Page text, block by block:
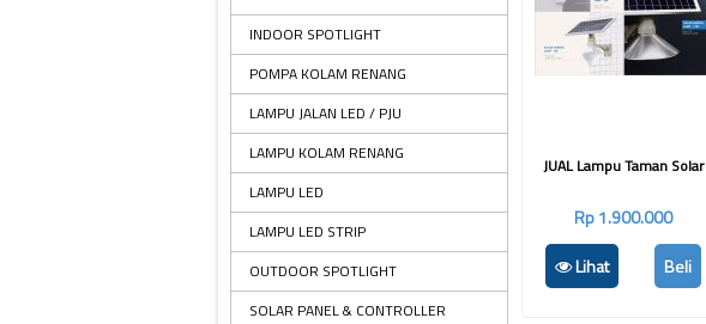
JUAL Lampu Taman Solar
Rp 1.900.000
Lihat
Beli
INDOOR SPOTLIGHT
POMPA KOLAM RENANG
LAMPU JALAN LED / PJU
LAMPU KOLAM RENANG
LAMPU LED
LAMPU LED STRIP
OUTDOOR SPOTLIGHT
SOLAR PANEL & CONTROLLER